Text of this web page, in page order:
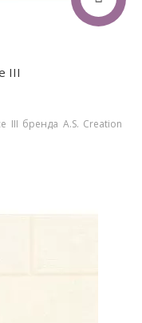
III
III бренда A.S. Creation